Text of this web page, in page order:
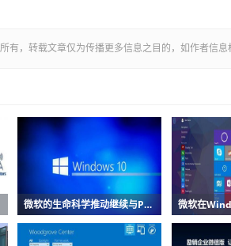
有，转载文章仅为传播更多信息之目的，如作者信
微软的生命科学推动继续与Parexel合作